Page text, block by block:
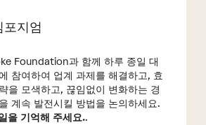
포지엄
Foundation과 함께 하루 종일 대
참여하여 업계 과제를 해결하고, 효
을 모색하고, 끊임없이 변화하는 경
계속 발전시킬 방법을 논의하세요.
을 기억해 주세요..